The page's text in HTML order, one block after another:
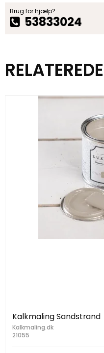
Brug for hjælp?
53833024
Kalkmaling Sandstrand
Kalkmaling.dk
21055